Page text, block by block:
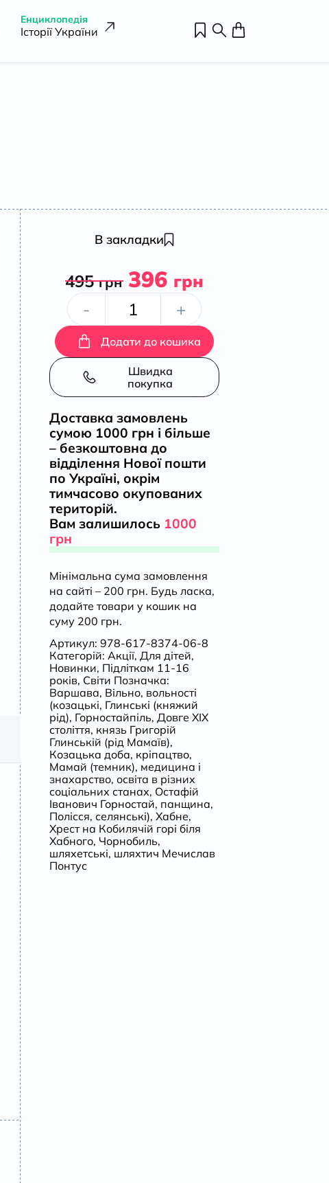
Енциклопедія
Історії України
В закладки
495грн 396 грн
-
Принцеса
зі
старого
кількість
+
Додати до кошика
Швидка
покупка
Доставка замовлень
сумою 1000 грн і більше
– безкоштовна до
відділення Нової пошти
по Україні, окрім
тимчасово окупованих
територій.
Вам залишилось 1000
грн
Мінімальна сума замовлення
на сайті – 200 грн. Будь ласка,
додайте товари у кошик на
суму 200 грн.
Артикул: 978-617-8374-06-8
Категорій: Акції, Для дітей,
Новинки, Підліткам 11-16
років, Світи Позначка:
Варшава, Вільно, вольності
(козацькі, Глинські (княжий
рід), Горностайпіль, Довге ХІХ
століття, князь Григорій
Глинській (рід Мамаїв),
Козацька доба, кріпацтво,
Мамай (темник), медицина і
знахарство, освіта в різних
соціальних станах, Остафій
Іванович Горностай, панщина,
Полісся, селянські), Хабне,
Хрест на Кобилячій горі біля
Хабного, Чорнобиль,
шляхетські, шляхтич Мечислав
Понтус